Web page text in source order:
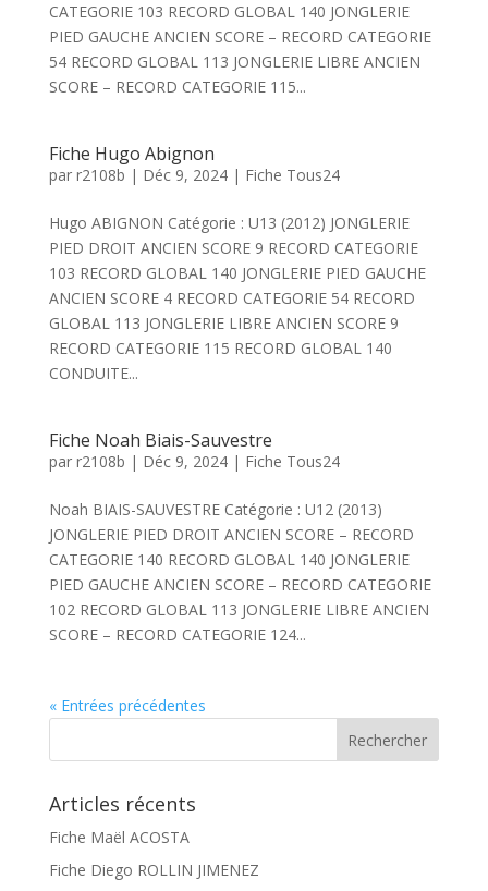
CATEGORIE 103 RECORD GLOBAL 140 JONGLERIE
PIED GAUCHE ANCIEN SCORE – RECORD CATEGORIE
54 RECORD GLOBAL 113 JONGLERIE LIBRE ANCIEN
SCORE – RECORD CATEGORIE 115...
Fiche Hugo Abignon
par r2108b | Déc 9, 2024| Fiche Tous24
Hugo ABIGNON Catégorie : U13 (2012) JONGLERIE
PIED DROIT ANCIEN SCORE 9 RECORD CATEGORIE
103 RECORD GLOBAL 140 JONGLERIE PIED GAUCHE
ANCIEN SCORE 4 RECORD CATEGORIE 54 RECORD
GLOBAL 113 JONGLERIE LIBRE ANCIEN SCORE 9
RECORD CATEGORIE 115 RECORD GLOBAL 140
CONDUITE...
Fiche Noah Biais-Sauvestre
par r2108b | Déc 9, 2024| Fiche Tous24
Noah BIAIS-SAUVESTRE Catégorie : U12 (2013)
JONGLERIE PIED DROIT ANCIEN SCORE – RECORD
CATEGORIE 140 RECORD GLOBAL 140 JONGLERIE
PIED GAUCHE ANCIEN SCORE – RECORD CATEGORIE
102 RECORD GLOBAL 113 JONGLERIE LIBRE ANCIEN
SCORE – RECORD CATEGORIE 124...
« Entrées précédentes
Articles récents
Fiche Maël ACOSTA
Fiche Diego ROLLIN JIMENEZ